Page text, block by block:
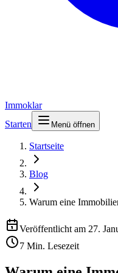
Immoklar
Starten
Menü öffnen
Startseite
Blog
Warum eine
Veröffentlicht am 27.
7 Min. Lesezeit